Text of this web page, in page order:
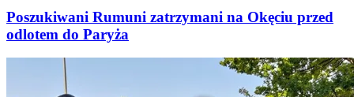
Poszukiwani Rumuni zatrzymani na Okęciu przed
odlotem do Paryża